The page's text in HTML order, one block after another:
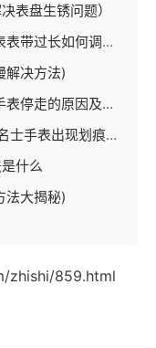
表盘生锈问题）
带过长如何调整)
解决方法)
的原因及解决方法)
表出现划痕的方法)
什么
法大揭秘)
zhishi/859.html